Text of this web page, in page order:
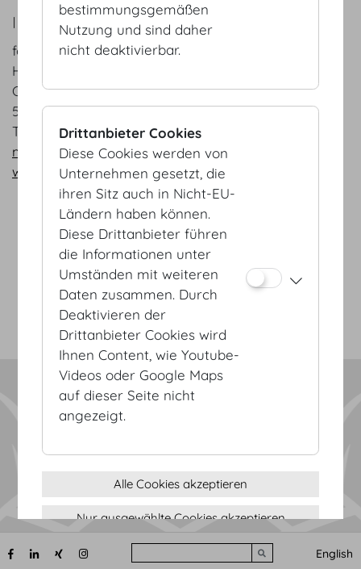
IHR ANSPRECHPARTNER
fotomeile.eu
Herr Michael Ratz
Christian Lasserer Strasse 15
5023 Salzburg
T +43 664 5226426
mratz@fotomeile.at
www.fotomeile.eu
AGB
Datenschutz
Impressum
Sitemap
(c) 2026 Hofburg Vienna, Heldenplatz, 1010 Wien
Cookie Einstellungen
Submit searchEnglish
bestimmungsgemäßen
Nutzung und sind daher
nicht deaktivierbar.
Drittanbieter Cookies
Diese Cookies werden von
Unternehmen gesetzt, die
ihren Sitz auch in Nicht-EU-
Ländern haben können.
Diese Drittanbieter führen
die Informationen unter
Umständen mit weiteren
Daten zusammen. Durch
Deaktivieren der
Drittanbieter Cookies wird
Ihnen Content, wie Youtube-
Videos oder Google Maps
auf dieser Seite nicht
angezeigt.
Alle Cookies akzeptieren
Nur ausgewählte Cookies akzeptieren
Nur notwendige Cookies verwenden